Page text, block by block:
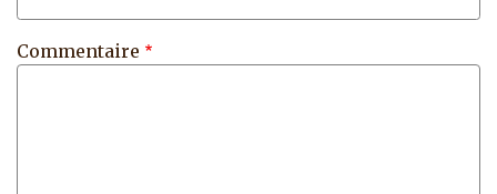
Commentaire